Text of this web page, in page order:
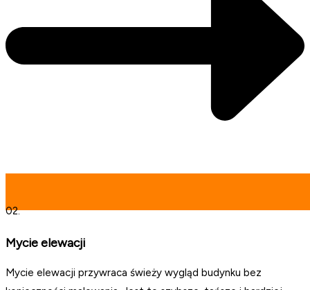
02.
Mycie elewacji
Mycie elewacji przywraca świeży wygląd budynku bez